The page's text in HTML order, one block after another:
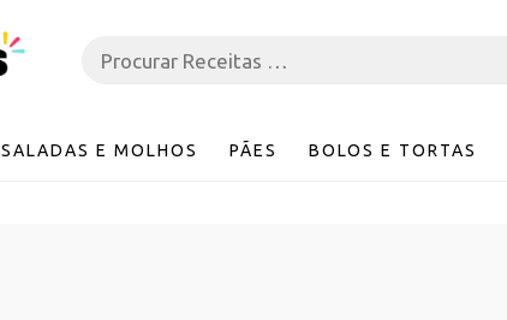
SALADAS E MOLHOS PÃES BOLOS E TORTAS